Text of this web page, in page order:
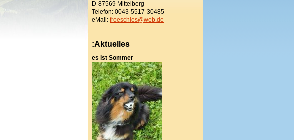
D-87569 Mittelberg
Telefon: 0043-5517-30485
eMail: froeschles@web.de
:Aktuelles
es ist Sommer